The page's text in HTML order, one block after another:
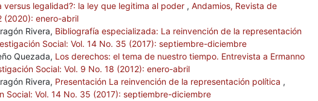
versus legalidad?: la ley que legitima al poder , Andamios, Revista de
(2020): enero-abril
Rivera, Bibliografía especializada: La reinvención de la representación
Social: Vol. 14 No. 35 (2017): septiembre-diciembre
Quezada, Los derechos: el tema de nuestro tiempo. Entrevista a Ermanno
Social: Vol. 9 No. 18 (2012): enero-abril
Rivera, Presentación La reinvención de la representación política ,
Social: Vol. 14 No. 35 (2017): septiembre-diciembre